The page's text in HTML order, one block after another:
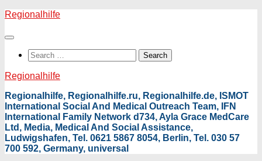
Skip
content
Regionalhilfe
Search
for:
Regionalhilfe
Regionalhilfe, Regionalhilfe.ru, Regionalhilfe.de, ISMOT
International Social And Medical Outreach Team, IFN
International Family Network d734, Ayla Grace MedCare
Ltd, Media, Medical And Social Assistance,
Ludwigshafen, Tel. 0621 5867 8054, Berlin, Tel. 030 57
700 592, Germany, universal